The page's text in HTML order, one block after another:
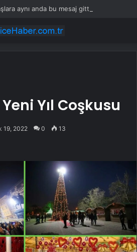
aynı anda bu mesaj gitti
Yıl Coşkusu
19, 2022 0 13